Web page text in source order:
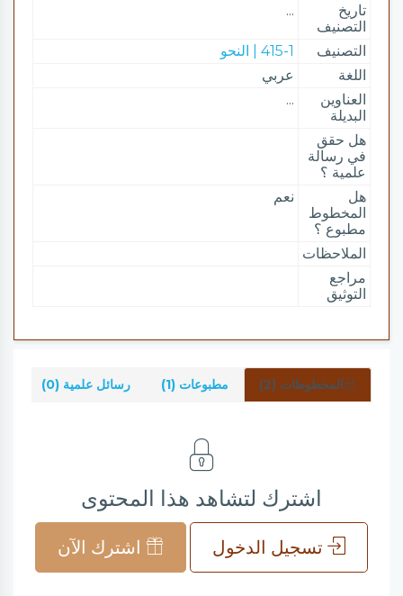
تاريخ
التصنيف
...
التصنيف
415-1 | النحو
اللغة
عربي
العناوين
البديلة
...
هل حقق
في رسالة
علمية ؟
هل
المخطوط
مطبوع ؟
نعم
الملاحظات
مراجع
التوثيق
المخطوطات (2) مطبوعات (1) رسائل علمية (0)
اشترك لتشاهد هذا المحتوى
تسجيل الدخول اشترك الآن